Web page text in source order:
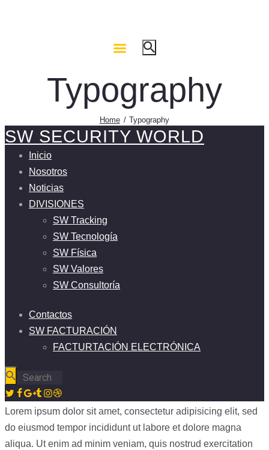
Typography
Home Typography
SW SECURITY WORLD
Inicio
Nosotros
Noticias
DIVISIONES
SW Tracking
SW Tecnología
SW Física
SW Valores
SW Consultoría
Contactos
SW FACTURACIÓN
FACTURTACIÓN ELECTRÓNICA
Lorem ipsum dolor sit amet, consectetur adipisicing elit, sed
do eiusmod tempor incididunt ut labore et dolore magna
aliqua. Ut enim ad minim veniam, quis nostrud exercitation